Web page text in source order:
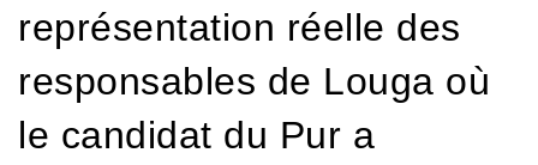
représentation réelle des
responsables de Louga où
le candidat du Pur a